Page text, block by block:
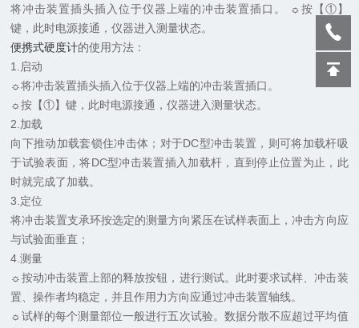
将冲击装置插头插入位于仪器上端的冲击装置插口。 ☼按【①】
键，此时电源接通，仪器进入测量状态。
便携式硬度计的使用方法：
1.启动
☼将冲击装置插头插入位于仪器上端的冲击装置插口。
☼按【①】键，此时电源接通，仪器进入测量状态。
2.加载
向下推动加载套锁住冲击体；对于DC型冲击装置，则可将加载杆吸
于试验表面，将DC型冲击装置插入加载杆，直到停止位置为止，此
时就完成了加载。
3.定位
将冲击装置支承环按选定的测量方向紧压在试样表面上，冲击方向应
与试验面垂直；
4.测量
☼按动冲击装置上部的释放按钮，进行测试。此时要求试样、冲击装
置、操作者均稳定，并且作用力方向应通过冲击装置轴线。
☼试样的每个测量部位一般进行五次试验。数据分散不应超过平均值